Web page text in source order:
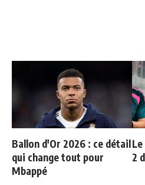
Ballon d'Or 2026 : ce détail
qui change tout pour
Mbappé
2